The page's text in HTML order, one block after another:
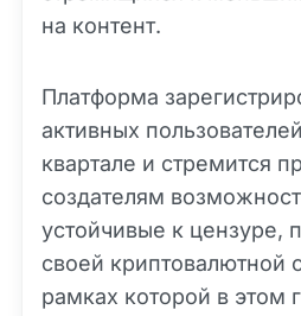
на контент.
Платформа
активных
квартале и стремится
создателям
устойчивые к цензуре,
своей криптовалютной
рамках которой в этом